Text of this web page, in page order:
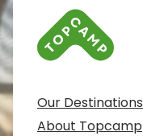
Our Destinations
About Topcamp